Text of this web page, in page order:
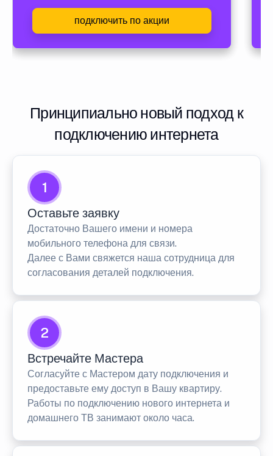
подключить по акции
Принципиально новый подход к
подключению интернета
1
Оставьте заявку
Достаточно Вашего имени и номера
мобильного телефона для связи.
Далее с Вами свяжется наша сотрудница для
согласования деталей подключения.
2
Встречайте Мастера
Согласуйте с Мастером дату подключения и
предоставьте ему доступ в Вашу квартиру.
Работы по подключению нового интернета и
домашнего ТВ занимают около часа.